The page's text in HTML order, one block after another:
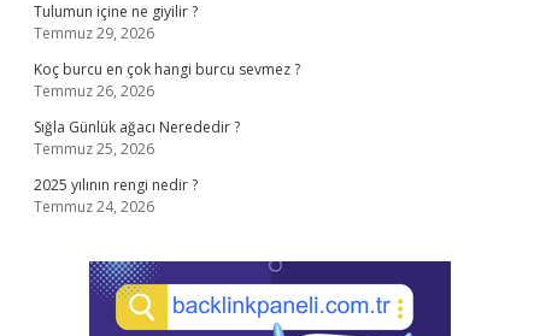
Tulumun içine ne giyilir ?
Temmuz 29, 2026
Koç burcu en çok hangi burcu sevmez ?
Temmuz 26, 2026
Sığla Günlük ağacı Nerededir ?
Temmuz 25, 2026
2025 yılının rengi nedir ?
Temmuz 24, 2026